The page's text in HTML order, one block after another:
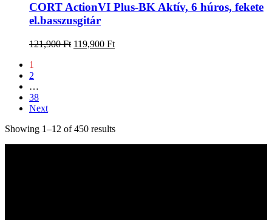
CORT ActionVI Plus-BK Aktív, 6 húros, fekete
el.basszusgitár
121,900Ft 119,900 Ft
1
2
…
38
Next
Showing 1–12 of 450 results